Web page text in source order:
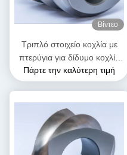
Βίντεο
Τριπλό στοιχείο κοχλία με
πτερύγια για δίδυμο κοχλία
εξώθησης | Ανταλλακτικό
OEM για μηχανή εξώθησης
Πάρτε την καλύτερη τιμή